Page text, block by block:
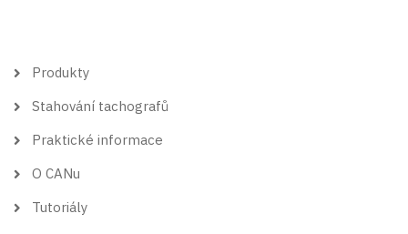
Hlavní
Produkty
Stahování tachografů
Praktické informace
O CANu
Tutoriály